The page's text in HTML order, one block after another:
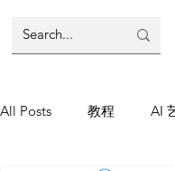
All Posts 教程 AI